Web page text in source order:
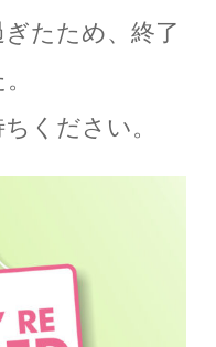
たため、終了
ください。